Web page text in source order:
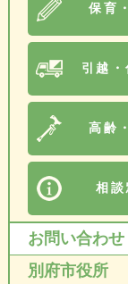
保育
引越・
高齢
相談
お問い合わせ
別府市役所